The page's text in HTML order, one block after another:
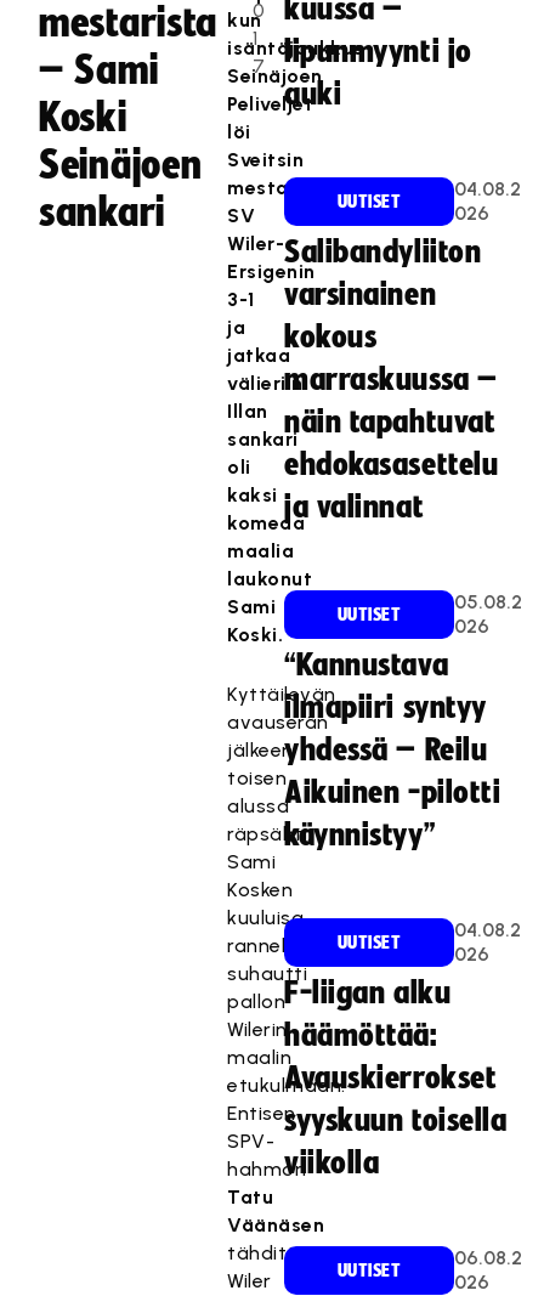
mestarista
– Sami
Koski
Seinäjoen
sankari
0
1
7
kun
isäntäjoukkue
Seinäjoen
Peliveljet
löi
Sveitsin
mestari
SV
Wiler-
Ersigenin
3-1
ja
jatkaa
välieriin.
Illan
sankari
oli
kaksi
komeaa
maalia
laukonut
Sami
Koski.
Kyttäilevän
avauserän
jälkeen
toisen
alussa
räpsähti:
Sami
Kosken
kuuluisa
rannelaukaus
suhautti
pallon
Wilerin
maalin
etukulmaan.
Entisen
SPV-
hahmon
Tatu
Väänäsen
tähdittämä
Wiler
kuussa –
lipunmyynti jo
auki
UUTISET
04.08.2
026
Salibandyliiton
varsinainen
kokous
marraskuussa –
näin tapahtuvat
ehdokasasettelu
ja valinnat
UUTISET
05.08.2
026
“Kannustava
ilmapiiri syntyy
yhdessä – Reilu
Aikuinen -pilotti
käynnistyy”
UUTISET
04.08.2
026
F-liigan alku
häämöttää:
Avauskierrokset
syyskuun toisella
viikolla
UUTISET
06.08.2
026